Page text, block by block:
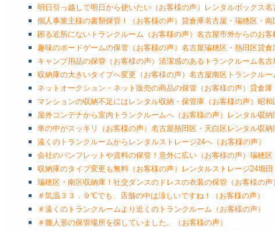
明日引っ越しで明日から使いたい（お客様の声）レンタルボックス名
個人事業主様の書類保管！（お客様の声）貸倉庫名古屋・瑞穂区・南
困る近所にないトランクルーム（お客様の声）名古屋市外からのお客
趣味のボードゲームの保管（お客様の声）名古屋瑞穂区・熱田区貸倉
キャンプ用品の保管（お客様の声）清潔感のあるトランクルーム名古
収納庫の大きいタイプへ変更（お客様の声）名古屋南区トランクルー
ネットオークション・ネット販売の商品の保管（お客様の声）貸倉庫
マンションの収納不足にはレンタル収納・保管庫（お客様の声）昭和
屋外コンテナから室内トランクルームへ（お客様の声）レンタル収納
車の中がスッキリ（お客様の声）名古屋熱田区・天白区レンタル収納
遠くのトランクルームからレンタルストレージ24へ（お客様の声）
会社のパンフレットや資料の保管！意外に広い（お客様の声）瑞穂区
収納庫のタイプ変更も無料（お客様の声）レンタルストレージ24堀田
瑞穂区・南区収納庫！社交ダンスのドレスの衣装の保管（お客様の声
＃気温３３．９℃でも、店舗の中は涼しいですね！（お客様の声）
＃遠くのトランクルームより近くのトランクルーム（お客様の声）
＃雛人形の保管場所を探していました。（お客様の声）